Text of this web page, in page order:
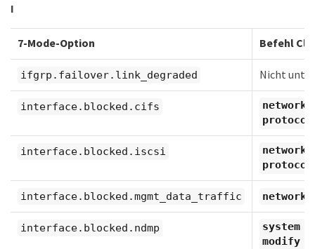
I
7-Mode-Option Befehl
ifgrp.failover.link_degraded Nicht
interface.blocked.cifs
network
protocol
interface.blocked.iscsi
network
protocol
interface.blocked.mgmt_data_traffic
interface.blocked.ndmp
system
modify